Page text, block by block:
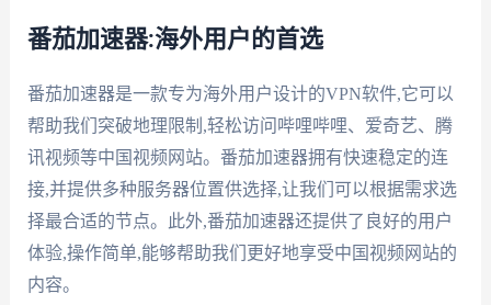
番茄加速器:海外用户的首选
番茄加速器是一款专为海外用户设计的VPN软件,它可以
帮助我们突破地理限制,轻松访问哔哩哔哩、爱奇艺、腾
讯视频等中国视频网站。番茄加速器拥有快速稳定的连
接,并提供多种服务器位置供选择,让我们可以根据需求选
择最合适的节点。此外,番茄加速器还提供了良好的用户
体验,操作简单,能够帮助我们更好地享受中国视频网站的
内容。